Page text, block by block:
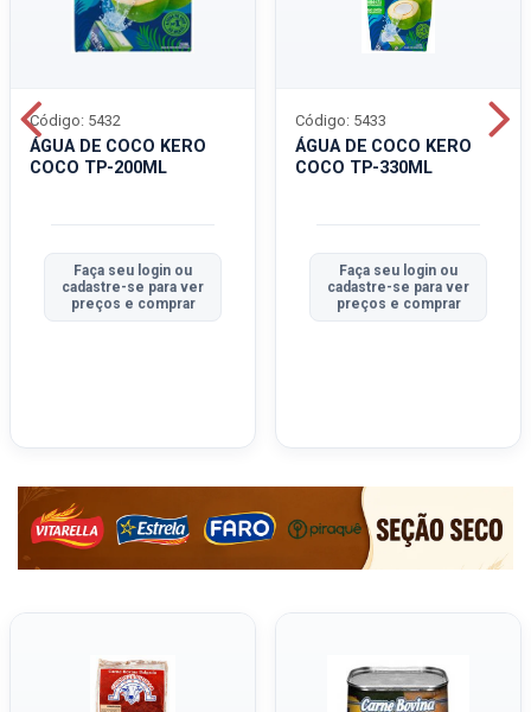
ÁGUA DE COCO KERO
COCO TP-200ML
Código: 5432
Faça seu login ou
cadastre-se para ver
preços e comprar
ÁGUA DE COCO KERO
COCO TP-330ML
Código: 5433
Faça seu login ou
cadastre-se para ver
preços e comprar